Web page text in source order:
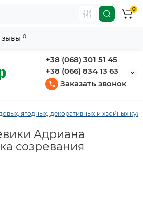
+38 (068) 301 51 45
+38 (066) 834 13 63
Заказать звонок
0
ягодных, декоративных и хвойных
Адриана
созревания
0